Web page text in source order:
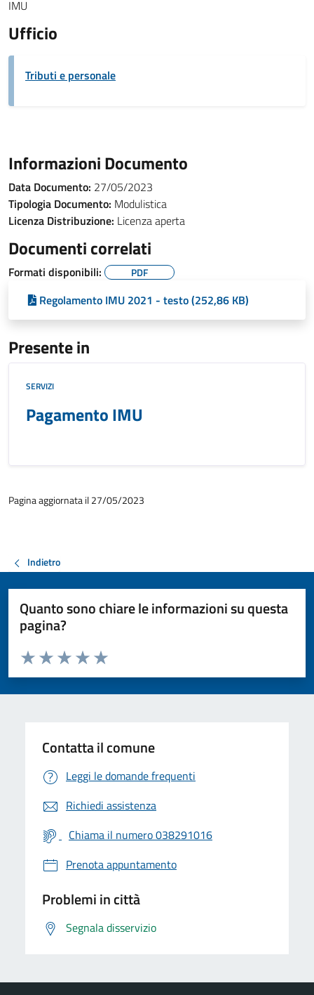
IMU
Ufficio
Tributi e personale
Informazioni Documento
Data Documento: 27/05/2023
Tipologia Documento: Modulistica
Licenza Distribuzione: Licenza aperta
Documenti correlati
Formati disponibili: PDF
Regolamento IMU 2021 - testo (252,86 KB)
Presente in
SERVIZI
Pagamento IMU
Pagina aggiornata il 27/05/2023
Indietro
Quanto sono chiare le informazioni su questa
pagina?
Valuta da 1 a 5 stelle la pagina
Valuta 5 stelle su 5
Valuta 4 stelle su 5
Valuta 3 stelle su 5
Valuta 2 stelle su 5
Valuta 1 stelle su 5
Contatta il comune
Leggi le domande frequenti
Richiedi assistenza
Chiama il numero 038291016
Prenota appuntamento
Problemi in città
Segnala disservizio